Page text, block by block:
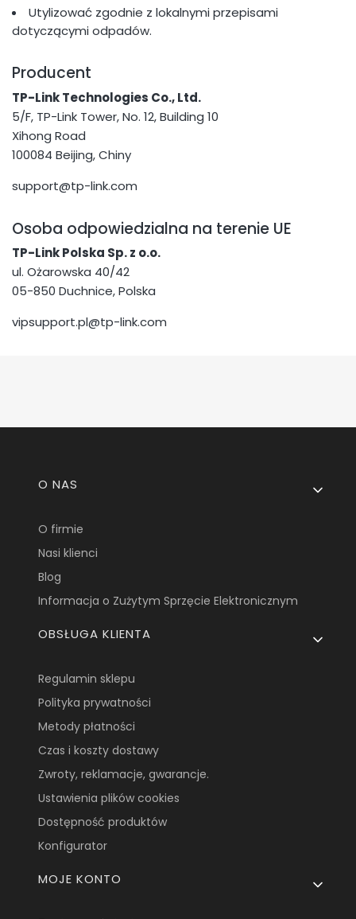
Utylizować zgodnie z lokalnymi przepisami
dotyczącymi odpadów.
Producent
TP-Link Technologies Co., Ltd.
5/F, TP-Link Tower, No. 12, Building 10
Xihong Road
100084 Beijing, Chiny
support@tp-link.com
Osoba odpowiedzialna na terenie UE
TP-Link Polska Sp. z o.o.
ul. Ożarowska 40/42
05-850 Duchnice, Polska
vipsupport.pl@tp-link.com
Linki w stopce
O NAS
O firmie
Nasi klienci
Blog
Informacja o Zużytym Sprzęcie Elektronicznym
OBSŁUGA KLIENTA
Regulamin sklepu
Polityka prywatności
Metody płatności
Czas i koszty dostawy
Zwroty, reklamacje, gwarancje.
Ustawienia plików cookies
Dostępność produktów
Konfigurator
MOJE KONTO